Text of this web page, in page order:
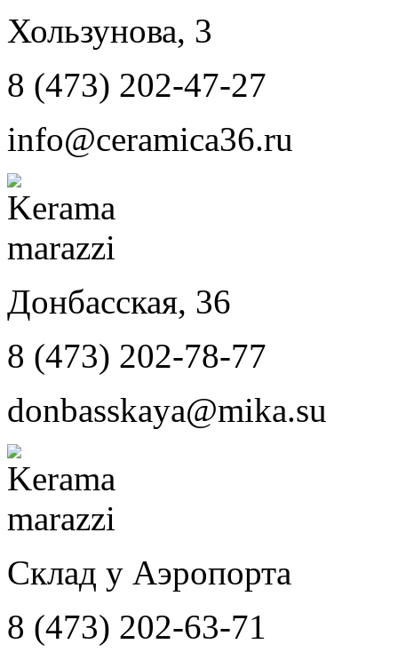
Хользунова, 3
8 (473) 202-47-27
info@ceramica36.ru
Донбасская, 36
8 (473) 202-78-77
donbasskaya@mika.su
Склад у Аэропорта
8 (473) 202-63-71